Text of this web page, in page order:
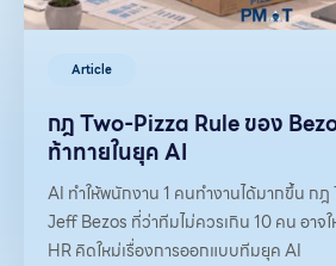
Article
กฎ Two-Pizza Rule ของ
ท้าทายในยุค AI
AI ทำให้พนักงาน 1 คนทำงานได้มากขึ้น ก
Jeff Bezos ที่ว่าทีมไม่ควรเกิน 10 คน อาจ
HR คิดใหม่เรื่องการออกแบบทีมยุค AI